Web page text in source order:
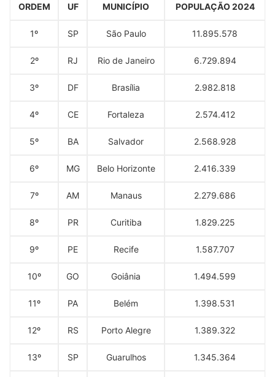
ORDEM UF MUNICÍPIO POPULAÇÃO 2024
1º SP São Paulo 11.895.578
2º RJ Rio de Janeiro 6.729.894
3º DF Brasília 2.982.818
4º CE Fortaleza 2.574.412
5º BA Salvador 2.568.928
6º MG Belo Horizonte 2.416.339
7º AM Manaus 2.279.686
8º PR Curitiba 1.829.225
9º PE Recife 1.587.707
10º GO Goiânia 1.494.599
11º PA Belém 1.398.531
12º RS Porto Alegre 1.389.322
13º SP Guarulhos 1.345.364